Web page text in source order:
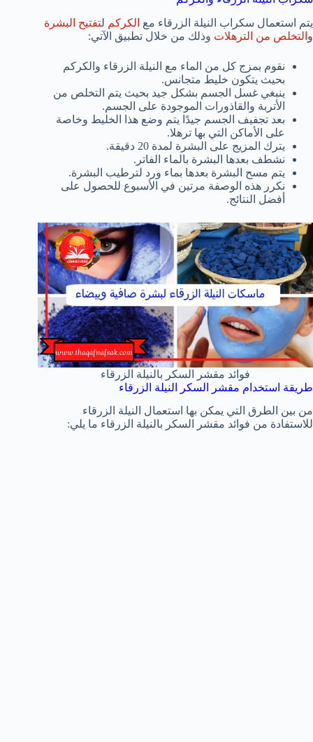
يتم استعمال سكراب النيلة الزرقاء مع الكركم لتفتيح البشرة
و التخلص من الترهلات وذلك من خلال تطبيق الآتي:
نقوم بمزج كل من الماء مع النيلة الزرقاء والكركم
بحيث يتكون خليط متجانس.
ينبغي غسل الجسم بشكل جيد بحيث يتم التخلص من
الأتربة والقاذورات الموجودة على الجسم.
بعد تجفيف الجسم جيدًا يتم وضع هذا الخليط وخاصة
على الأماكن التي بها ترهلا.
يترك المزيج على البشرة لمدة 20 دقيقة.
نشطف بعدها البشرة بالماء الفاتر.
يتم مسح البشرة بعدها بماء ورد لترطيب البشرة.
نكرر هذه الوصفة مرتين في الأسبوع للحصول على
أفضل النتائج.
فوائد مقشر السكر بالنيلة الزرقاء
طريقة استخدام مقشر السكر النيلة الزرقاء
من بين الطرق التي يمكن بها استعمال النيلة الزرقاء
للاستفادة من فوائد مقشر السكر بالنيلة الزرقاء ما يلي: